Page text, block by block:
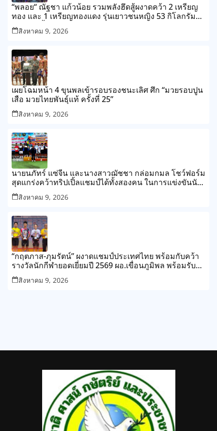
“พลอย“ ณัฐชา แก้วน้อย รวมพลังฮึดสู้ผงาดคว้า 2 เหรียญ
ทอง และ 1 เหรียญทองแดง รุ่นเยาวชนหญิง 53 กิโลกรัม
ในศึกยกน้ำหนักยุวชนและเยาวชนชิงชนะเลิศแห่งเอเชีย
กรุงทาชเคนท์ ประเทศอุซเบกิสถาน สรุปผลงานจอมพลัง
สิงหาคม 9, 2026
เผยโฉมหน้า 4 ขุนพลเข้ารอบรองชนะเลิศ ศึก “มวยรอบปูน
เสือ มวยไทยพันธุ์แท้ ครั้งที่ 25”
สิงหาคม 9, 2026
นายนภัทร์ แซ่จีน และนางสาวฌัชชา กล่อมกมล โชว์ฟอร์ม
สุดแกร่งคว้าทริปเปิ้ลแชมป์ได้ทั้งสองคน ในการแข่งขันนัก
ซอฟท์เทนนิสชิงชนะเลิศแห่งจังหวัดพิจิตร ประจำปี 2569
สิงหาคม 9, 2026
“กฤตภาส-ภุมรัตน์” ผงาดแชมป์ประเทศไทย พร้อมกับคว้า
รางวัลนักกีฬายอดเยี่ยมปี 2569 ผอ.เขื่อนภูมิพล พร้อมรับ
เจ้าภาพต่อปี 2570
สิงหาคม 9, 2026